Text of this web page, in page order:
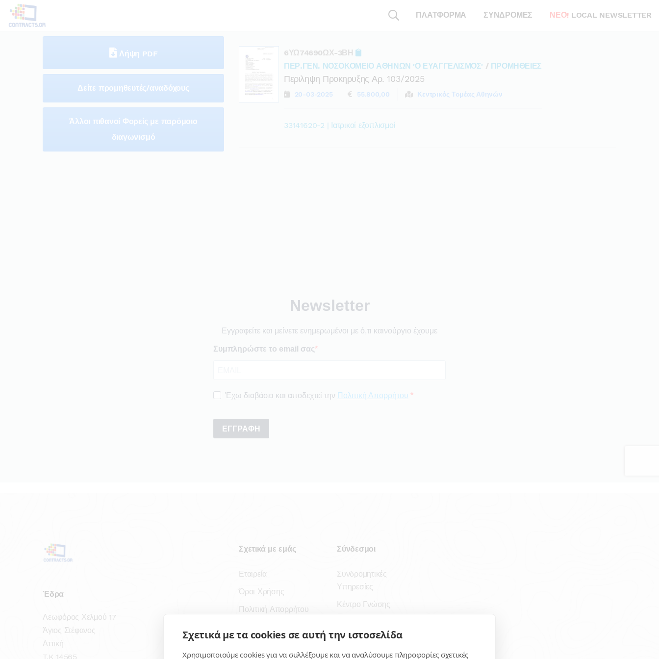
ΠΛΑΤΦΟΡΜΑ ΣΥΝΔΡΟΜΕΣ ΝΕΟ! LOCAL NEWSLETTER
Λήψη PDF
Δείτε προμηθευτές/αναδόχους
Άλλοι πιθανοί Φορείς με παρόμοιο
διαγωνισμό
6ΥΩ74690ΩΧ-3ΒΗ
ΠΕΡ.ΓΕΝ. ΝΟΣΟΚΟΜΕΙΟ ΑΘΗΝΩΝ 'Ο ΕΥΑΓΓΕΛΙΣΜΟΣ' / ΠΡΟΜΗΘΕΙΕΣ
Περιληψη Προκηρυξης Αρ. 103/2025
20-03-2025 55.800,00 Κεντρικός Τομέας Αθηνών
33141620-2 | Ιατρικοί εξοπλισμοί
Έδρα
Λεωφόρος Χελμού 17
Άγιος Στέφανος
Αττική
T.K 14565
Σχετικά με εμάς
Εταιρεία
Όροι Χρήσης
Πολιτική Απορρήτου
Σύνδεσμοι
Συνδρομητικές
Υπηρεσίες
Κέντρο Γνώσης
Εγγραφή
Σχετικά με τα cookies σε αυτή την ιστοσελίδα
Χρησιμοποιούμε cookies για να συλλέξουμε και να αναλύσουμε πληροφορίες σχετικές